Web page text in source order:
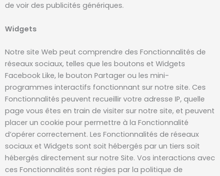
de voir des publicités génériques.
Widgets
Notre site Web peut comprendre des Fonctionnalités de
réseaux sociaux, telles que les boutons et Widgets
Facebook Like, le bouton Partager ou les mini-
programmes interactifs fonctionnant sur notre site. Ces
Fonctionnalités peuvent recueillir votre adresse IP, quelle
page vous êtes en train de visiter sur notre site, et peuvent
placer un cookie pour permettre à la Fonctionnalité
d’opérer correctement. Les Fonctionnalités de réseaux
sociaux et Widgets sont soit hébergés par un tiers soit
hébergés directement sur notre Site. Vos interactions avec
ces Fonctionnalités sont régies par la politique de